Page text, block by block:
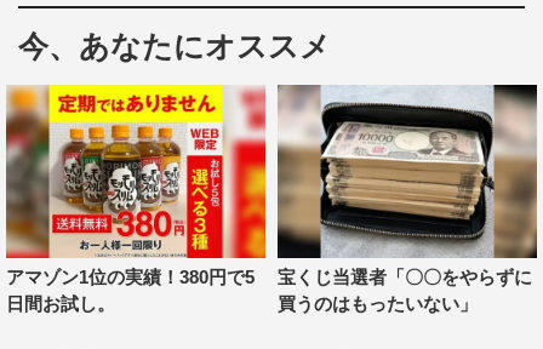
断した菊次郎が、「気張ってきもす」と隆盛に宣言し、旅
立っていく姿が描かれた。第43回以降は、今井悠貴が菊次
＜城桧吏 コメント＞
三か所行きましたが、三か所とも歴史あるところで、とて
もきれいで、西郷菊次郎がどんなことを京都でしていたの
かも学べて、とても京都が好きになりました。疏水記念館
では、西郷菊次郎の写真も見せていただき、より身近に感
じましたし、実際にいたんだなとあらためて思いました。
今、あなたにオススメ
アマゾン1位の実績！380円で5
日間お試し。
宝くじ当選者「〇〇をやらずに
買うのはもったいない」